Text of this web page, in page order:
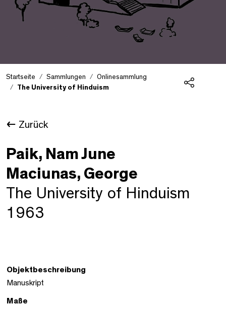
Startseite Sammlungen
Onlinesammlung
The University of Hinduism
Zurück
Paik, Nam June
Maciunas, George
The University of Hinduism
1963
Objektbeschreibung
Manuskript
Maße